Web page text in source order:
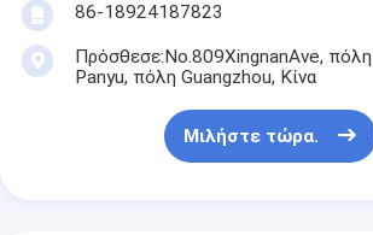
86-18924187823
Πρόσθεσε:No.809XingnanAve,
Panyu, πόλη Guangzhou, Κίνα
Μιλήστε τώρα.